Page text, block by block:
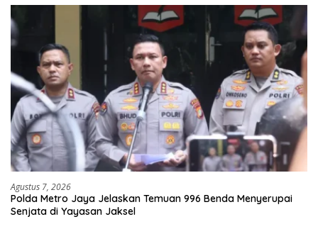
Agustus 7, 2026
Polda Metro Jaya Jelaskan Temuan 996 Benda Menyerupai
Senjata di Yayasan Jaksel